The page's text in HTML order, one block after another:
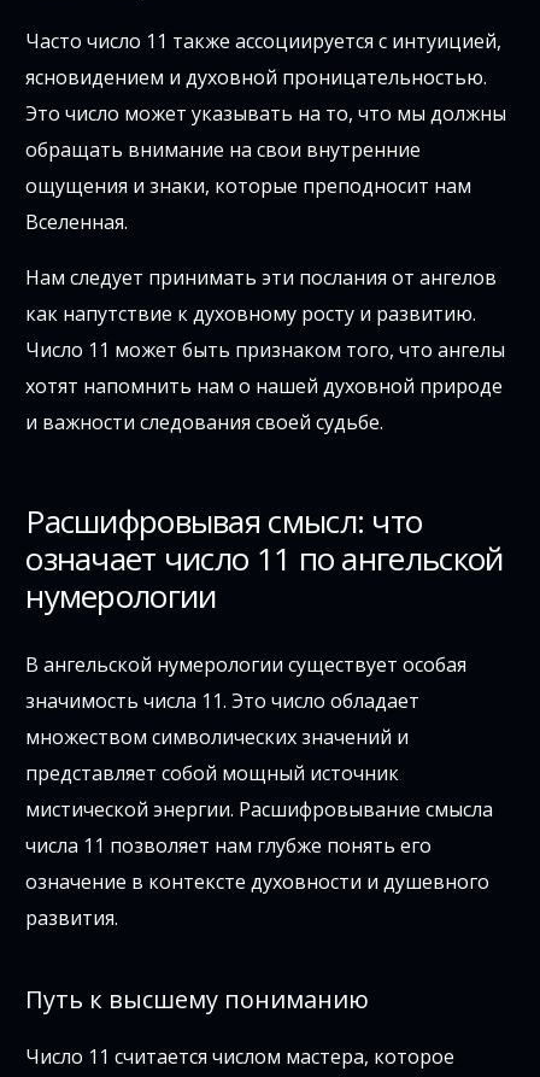
Часто число 11 также ассоциируется с интуицией,
ясновидением и духовной проницательностью.
Это число может указывать на то, что мы должны
обращать внимание на свои внутренние
ощущения и знаки, которые преподносит нам
Вселенная.
Нам следует принимать эти послания от ангелов
как напутствие к духовному росту и развитию.
Число 11 может быть признаком того, что ангелы
хотят напомнить нам о нашей духовной природе
и важности следования своей судьбе.
Расшифровывая смысл: что
означает число 11 по ангельской
нумерологии
В ангельской нумерологии существует особая
значимость числа 11. Это число обладает
множеством символических значений и
представляет собой мощный источник
мистической энергии. Расшифровывание смысла
числа 11 позволяет нам глубже понять его
означение в контексте духовности и душевного
развития.
Путь к высшему пониманию
Число 11 считается числом мастера, которое